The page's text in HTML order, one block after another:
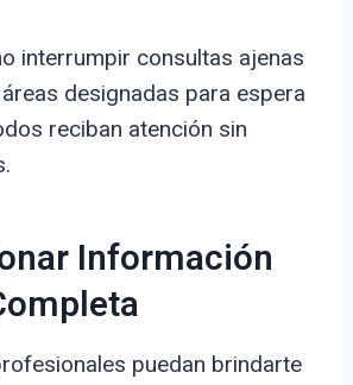
interrumpir consultas ajenas
designadas para espera
reciban atención sin
Información
puedan brindarte